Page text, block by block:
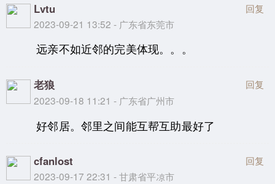
Lvtu
2023-09-21 13:52 - 广东省东莞市
回复
远亲不如近邻的完美体现。。。
老狼
2023-09-18 11:21 - 广东省广州市
回复
好邻居。邻里之间能互帮互助最好了
cfanlost
2023-09-17 22:31 - 甘肃省平凉市
回复